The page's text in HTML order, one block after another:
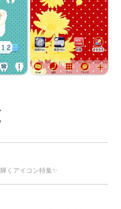
くアイコン特集✨